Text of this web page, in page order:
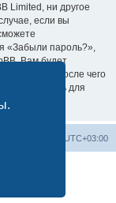
Limited, ни другое
если вы
«Забыли пароль?»,
Вам будет
email, после чего
новый пароль для
UTC+03:00
Limited